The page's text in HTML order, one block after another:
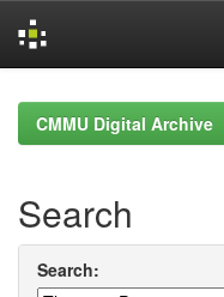
navigationCMMU Digital Archive
Search
Search: